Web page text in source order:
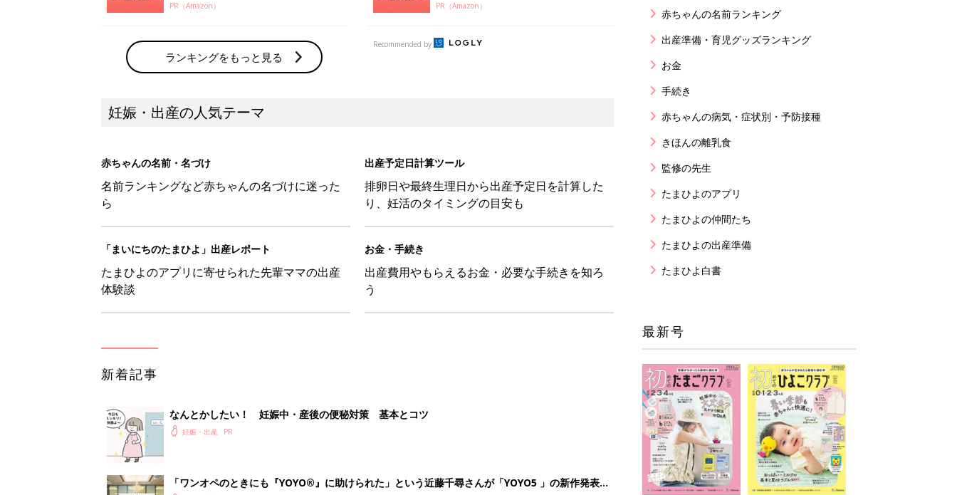
PR（Amazon）
ランキングをもっと見る
PR（Amazon）
Recommended by
妊娠・出産の人気テーマ
赤ちゃんの名前・名づけ
名前ランキングなど赤ちゃんの名づけに迷った
ら
出産予定日計算ツール
排卵日や最終生理日から出産予定日を計算した
り、妊活のタイミングの目安も
「まいにちのたまひよ」出産レポート
たまひよのアプリに寄せられた先輩ママの出産
体験談
お金・手続き
出産費用やもらえるお金・必要な手続きを知ろ
う
新着記事
なんとかしたい！ 妊娠中・産後の便秘対策 基本とコツ
妊娠・出産
「ワンオペのときにも『YOYO®』に助けられた」という近藤千尋さんが「YOYO5 」の新作発表
赤ちゃんの名前ランキング
出産準備・育児グッズランキング
お金
手続き
赤ちゃんの病気・症状別・予防接種
きほんの離乳食
監修の先生
たまひよのアプリ
たまひよの仲間たち
たまひよの出産準備
たまひよ白書
最新号